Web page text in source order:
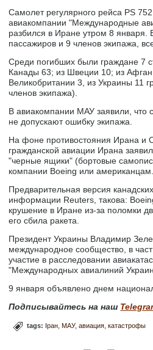
Самолет регулярного рейса PS
авиакомпании "Международные
разбился в Иране утром 8 января.
пассажиров и 9 членов экипажа,
Среди погибших были граждане 7
Канады 63; из Швеции 10; из
Великобритании 3, из Украины 11
членов экипажа).
В авиакомпании МАУ заявили, что
не допускают ошибку экипажа.
На фоне противостояния Ирана и
гражданской авиации Ирана
"черные ящики" (бортовые
компании Boeing или американцам.
Предварительная версия
информации Reuters, такова:
крушение в Иране из-за поломки
его сбила ракета.
Президент Украины Владимир
международное сообщество, в
участие в расследовании
"Международных авиалиний
9 января объявлено днем
Подписывайтесь на наш
tags: Іран МАУ авиация катастрофы